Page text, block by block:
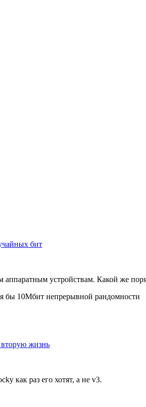
бит
аппаратным устройствам. Какой же
бы 10Мбит непрерывной рандомности
вторую жизнь
как раз его хотят, а не v3.